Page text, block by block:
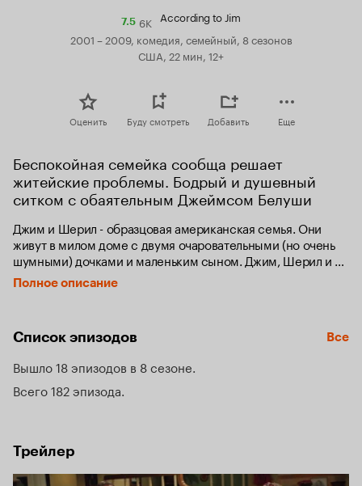
7.5Рейтинг
Кинопоиска
7.5
6K According to Jim
2001 – 2009, комедия, семейный, 8 сезонов
США, 22 мин, 12+
Оценить Буду смотреть Добавить Еще
Беспокойная семейка сообща решает
житейские проблемы. Бодрый и душевный
ситком с обаятельным Джеймсом Белуши
Джим и Шерил - образцовая американская семья. Они
живут в милом доме с двумя очаровательными (но очень
шумными) дочками и маленьким сыном. Джим, Шерил и
дети счастливы вместе, за исключением тех маленьких
стычек, мелочных ссор и разбирательств, которые
Полное описание
Список эпизодов Все
Вышло 18 эпизодов в 8 сезоне
Всего 182 эпизода
Трейлер